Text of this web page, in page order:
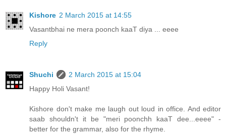
Kishore 2 March 2015 at 14:55
Vasantbhai ne mera poonch kaaT diya ... eeee
Reply
Shuchi
2 March 2015 at 15:04
Happy Holi Vasant!
Kishore don't make me laugh out loud in office. And editor
saab shouldn't it be "meri poonchh kaaT dee...eeee" -
better for the grammar, also for the rhyme.